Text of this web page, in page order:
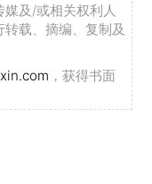
及/或相关权利人
载、摘编、复制及
，获得书面